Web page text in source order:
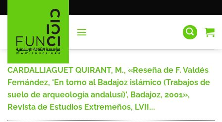
al
CARDALLIAGUET QUIRANT, M., «Reseña de F. Valdés
Fernández, ‘En torno al Badajoz islámico (Trabajos de
suelo de arqueología andalusí)’, Badajoz, 2001»,
Revista de Estudios Extremeños, LVII...